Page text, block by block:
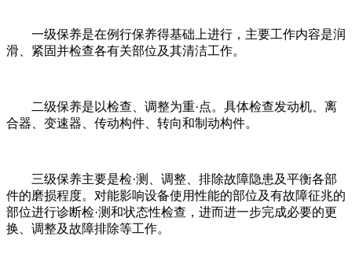
一级保养是在例行保养得基础上进行，主要工作内容是润
滑、紧固并检查各有关部位及其清洁工作。
二级保养是以检查、调整为重·点。具体检查发动机、离
合器、变速器、传动构件、转向和制动构件。
三级保养主要是检·测、调整、排除故障隐患及平衡各部
件的磨损程度。对能影响设备使用性能的部位及有故障征兆的
部位进行诊断检·测和状态性检查，进而进一步完成必要的更
换、调整及故障排除等工作。